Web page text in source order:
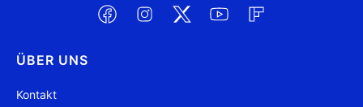
ÜBER UNS
Kontakt